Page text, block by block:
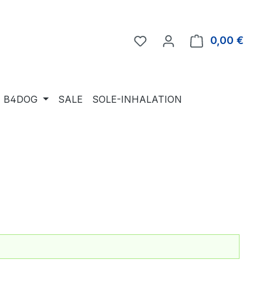
Du hast 0 Produkte auf
0,00 €
B4DOG SALE SOLE-INHALATION